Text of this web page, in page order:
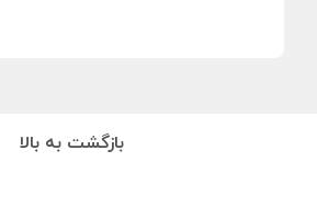
بازگشت به بالا